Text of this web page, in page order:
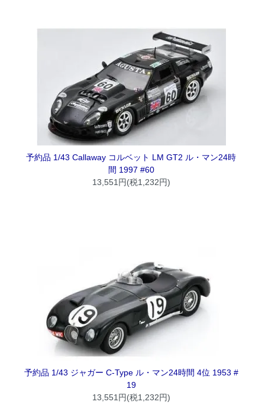
予約品 1/43 Callaway コルベット LM GT2 ル・マン24時
間 1997 #60
13,551円(税1,232円)
予約品 1/43 ジャガー C-Type ル・マン24時間 4位 1953 #
19
13,551円(税1,232円)